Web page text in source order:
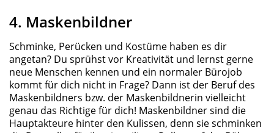
4. Maskenbildner
Schminke, Perücken und Kostüme haben es dir
angetan? Du sprühst vor Kreativität und lernst gerne
neue Menschen kennen und ein normaler Bürojob
kommt für dich nicht in Frage? Dann ist der Beruf des
Maskenbildners bzw. der Maskenbildnerin vielleicht
genau das Richtige für dich! Maskenbildner sind die
Hauptakteure hinter den Kulissen, denn sie schminken